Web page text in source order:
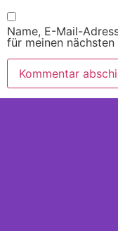
Name, E-Mail-
für meinen